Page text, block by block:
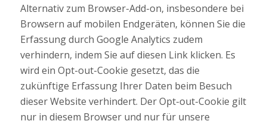
Alternativ zum Browser-Add-on, insbesondere bei
Browsern auf mobilen Endgeräten, können Sie die
Erfassung durch Google Analytics zudem
verhindern, indem Sie auf diesen Link klicken. Es
wird ein Opt-out-Cookie gesetzt, das die
zukünftige Erfassung Ihrer Daten beim Besuch
dieser Website verhindert. Der Opt-out-Cookie gilt
nur in diesem Browser und nur für unsere